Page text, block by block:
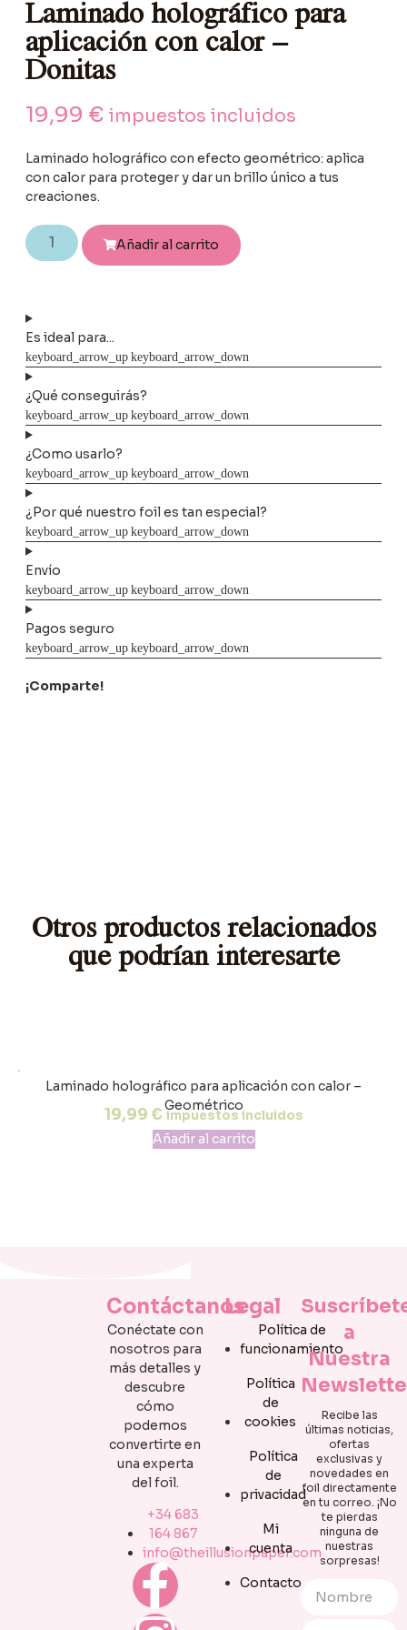
Laminado holográfico para
aplicación con calor –
Donitas
19,99 € impuestos incluidos
Laminado holográfico con efecto geométrico: aplica
con calor para proteger y dar un brillo único a tus
creaciones.
Añadir al carrito
Es ideal para...
¿Qué conseguirás?
¿Como usarlo?
¿Por qué nuestro foil es tan especial?
Envío
Pagos seguro
¡Comparte!
Otros productos relacionados
que podrían interesarte
Laminado holográfico para aplicación con calor –
Geométrico
19,99€ impuestos incluidos
Añadir al carrito
Contáctanos
Conéctate con
nosotros para
más detalles y
descubre
cómo
podemos
convertirte en
una experta
del foil.
+34 683
164 867
info@theillusionpaper.com
Legal
Política de
funcionamiento
Política
de
cookies
Política
de
privacidad
Mi
cuenta
Contacto
a
Nuestra
Recibe las
últimas noticias,
ofertas
exclusivas y
novedades en
foil directamente
en tu correo. ¡No
te pierdas
ninguna de
nuestras
sorpresas!